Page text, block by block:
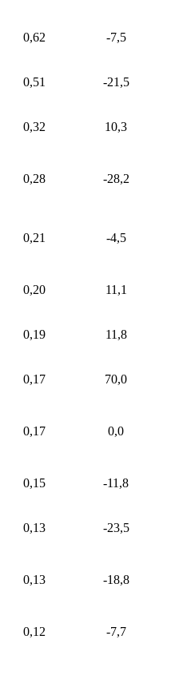
0,62 -7,5
0,51 -21,5
0,32 10,3
0,28 -28,2
0,21 -4,5
0,20 11,1
0,19 11,8
0,17 70,0
0,17 0,0
0,15 -11,8
0,13 -23,5
0,13 -18,8
0,12 -7,7